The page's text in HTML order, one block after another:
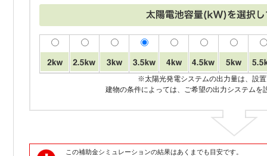
※太陽光発電システムの出力量は、設
建物の条件によっては、ご希望の出力システムを
この補助金シミュレーションの結果はあくまでも目安です。